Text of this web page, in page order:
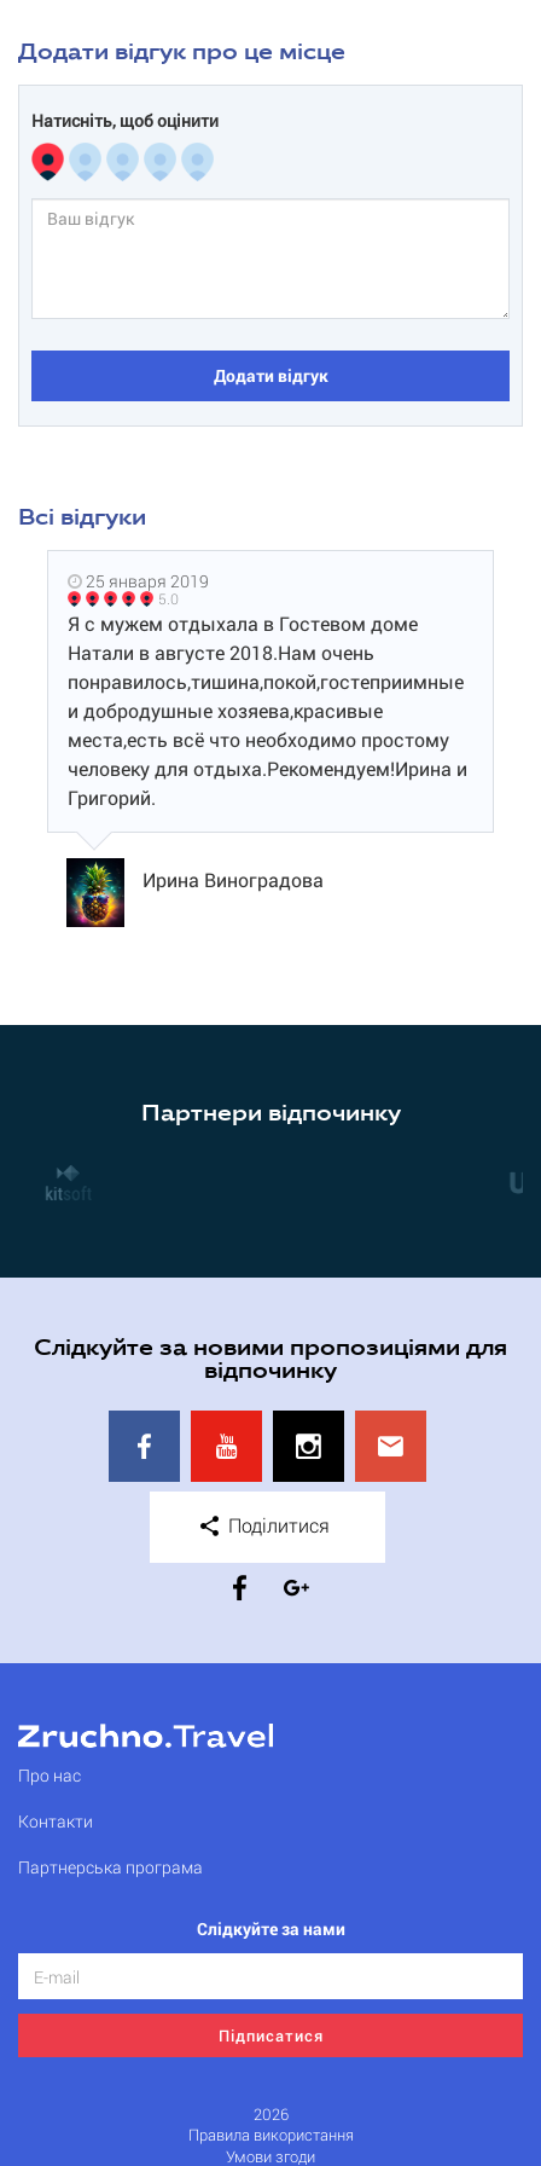
Додати відгук про це місце
Натисніть, щоб оцінити
Додати відгук
Всі відгуки
25 января 2019
5.0
Я с мужем отдыхала в Гостевом доме
Натали в августе 2018.Нам очень
понравилось,тишина,покой,гостеприимные
и добродушные хозяева,красивые
места,есть всё что необходимо простому
человеку для отдыха.Рекомендуем!Ирина и
Григорий.
Ирина Виноградова
Партнери відпочинку
Слідкуйте за новими пропозиціями для
відпочинку
Поділитися
Про нас
Контакти
Партнерська програма
Слідкуйте за нами
Підписатися
2026
Правила використання
Умови згоди